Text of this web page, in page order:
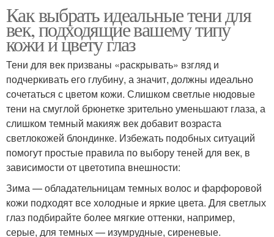
Как выбрать идеальные тени для
век, подходящие вашему типу
кожи и цвету глаз
Тени для век призваны «раскрывать» взгляд и
подчеркивать его глубину, а значит, должны идеально
сочетаться с цветом кожи. Слишком светлые нюдовые
тени на смуглой брюнетке зрительно уменьшают глаза, а
слишком темный макияж век добавит возраста
светлокожей блондинке. Избежать подобных ситуаций
помогут простые правила по выбору теней для век, в
зависимости от цветотипа внешности:
Зима — обладательницам темных волос и фарфоровой
кожи подходят все холодные и яркие цвета. Для светлых
глаз подбирайте более мягкие оттенки, например,
серые, для темных — изумрудные, сиреневые.